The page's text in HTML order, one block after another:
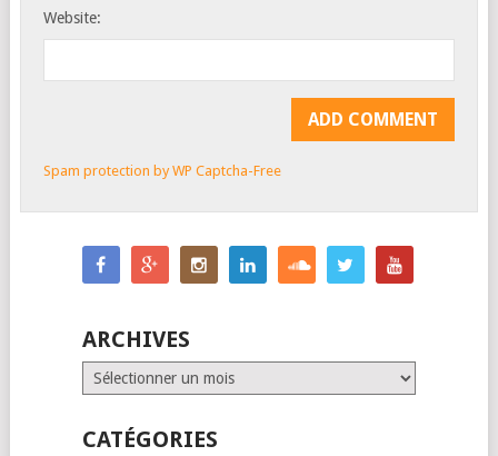
Website:
Spam protection by WP Captcha-Free
ARCHIVES
Archives
CATÉGORIES